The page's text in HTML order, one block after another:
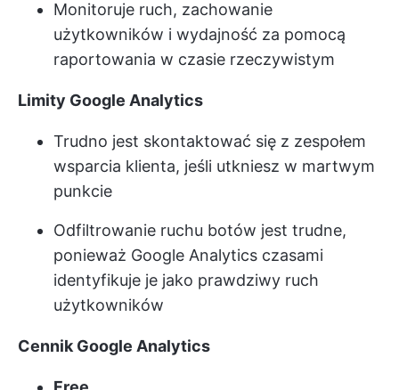
Monitoruje ruch, zachowanie
użytkowników i wydajność za pomocą
raportowania w czasie rzeczywistym
Limity Google Analytics
Trudno jest skontaktować się z zespołem
wsparcia klienta, jeśli utkniesz w martwym
punkcie
Odfiltrowanie ruchu botów jest trudne,
ponieważ Google Analytics czasami
identyfikuje je jako prawdziwy ruch
użytkowników
Cennik Google Analytics